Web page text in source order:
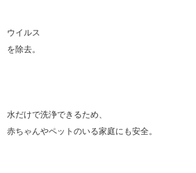
ウイルス
を除去。
水だけで洗浄できるため、
赤ちゃんやペットのいる家庭にも安全。